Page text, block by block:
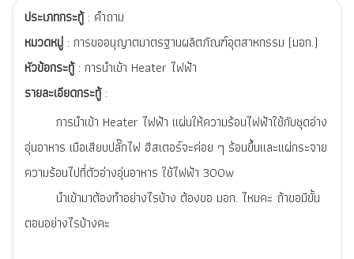
ประเภทกระทู้ : คำถาม
หมวดหมู่ : การขออนุญาตมาตรฐานผลิตภัณฑ์อุตสาหกรรม (มอก.)
หัวข้อกระทู้ : การนำเข้า Heater ไฟฟ้า
รายละเอียดกระทู้ :
การนำเข้า Heater ไฟฟ้า แผ่นให้ความร้อนไฟฟ้าใช้กับชุดอ่าง
อุ่นอาหาร เมือเสียบปลั๊กไฟ ฮีสเตอร์จะค่อย ๆ ร้อนขึ้นและแผ่กระจาย
ความร้อนไปที่ตัวอ่างอุ่นอาหาร ใช้ไฟฟ้า 300w
นำเข้ามาต้องทำอย่างไรบ้าง ต้องขอ มอก. ไหมคะ ถ้าขอมีขั้น
ตอนอย่างไรบ้างคะ